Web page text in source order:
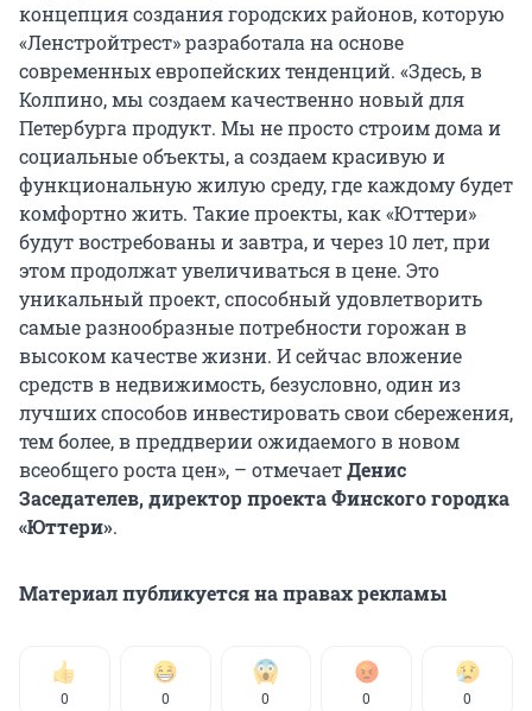
концепция создания городских районов, которую
«Ленстройтрест» разработала на основе
современных европейских тенденций. «Здесь, в
Колпино, мы создаем качественно новый для
Петербурга продукт. Мы не просто строим дома и
социальные объекты, а создаем красивую и
функциональную жилую среду, где каждому будет
комфортно жить. Такие проекты, как «Юттери»
будут востребованы и завтра, и через 10 лет, при
этом продолжат увеличиваться в цене. Это
уникальный проект, способный удовлетворить
самые разнообразные потребности горожан в
высоком качестве жизни. И сейчас вложение
средств в недвижимость, безусловно, один из
лучших способов инвестировать свои сбережения,
тем более, в преддверии ожидаемого в новом
всеобщего роста цен», – отмечаетДенис
Заседателев, директор проекта Финского городка
«Юттери».
Материал публикуется на правах рекламы
0 0 0 0 0